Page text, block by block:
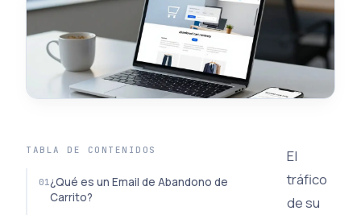
TABLA DE CONTENIDOS
¿Qué es un Email de Abandono de
Carrito?
El
tráfico
de su